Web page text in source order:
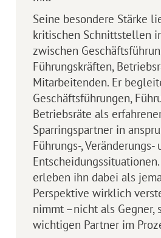
Seine besondere Stärke
kritischen Schnittstellen
zwischen
Führungskräften,
Mitarbeitenden. Er
Geschäftsführungen,
Betriebsräte als
Sparringspartner in
Führungs-, Veränderungs-
erleben ihn dabei als
Perspektive wirklich
nimmt –nicht als Gegner,
wichtigen Partner im